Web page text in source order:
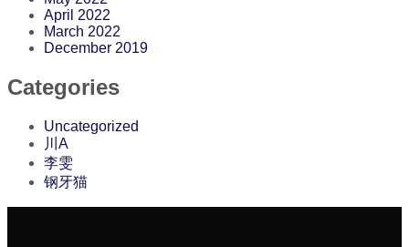
April 2022
March 2022
December 2019
Categories
Uncategorized
川A
李雯
钢牙猫